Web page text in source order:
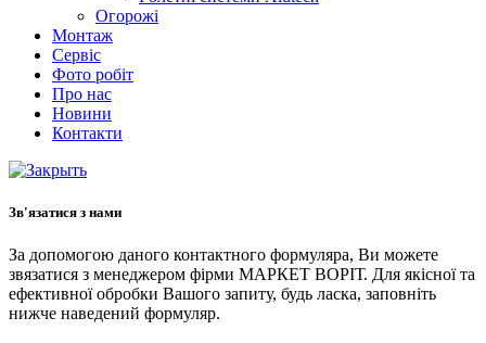
Огорожі
Монтаж
Сервіс
Фото робіт
Про нас
Новини
Контакти
Зв'язатися з нами
За допомогою даного контактного формуляра, Ви можете
звязатися з менеджером фірми МАРКЕТ ВОРІТ. Для якісної та
ефективної обробки Вашого запиту, будь ласка, заповніть
нижче наведений формуляр.